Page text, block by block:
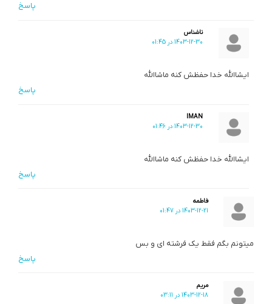
پاسخ
ناشناس
1403-12-30 در 01:45
ایشاالله خدا حفظش کنه ماشاالله
پاسخ
IMAN
1403-12-30 در 01:46
ایشاالله خدا حفظش کنه ماشاالله
پاسخ
فاطمه‌
1403-12-21 در 01:47
میتونم بگم فقط یک فرشته ای و بس
پاسخ
مریم
1403-12-18 در 03:11